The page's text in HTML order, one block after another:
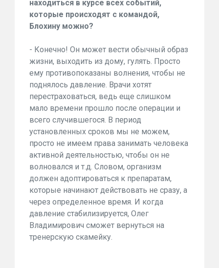
находиться в курсе всех событий,
которые происходят с командой,
Блохину можно?
- Конечно! Он может вести обычный образ
жизни, выходить из дому, гулять. Просто
ему противопоказаны волнения, чтобы не
поднялось давление. Врачи хотят
перестраховаться, ведь еще слишком
мало времени прошло после операции и
всего случившегося. В период
установленных сроков мы не можем,
просто не имеем права занимать человека
активной деятельностью, чтобы он не
волновался и т.д. Словом, организм
должен адоптироваться к препаратам,
которые начинают действовать не сразу, а
через определенное время. И когда
давление стабилизируется, Олег
Владимирович сможет вернуться на
тренерскую скамейку.